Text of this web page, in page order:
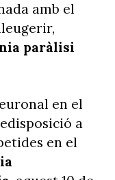
amb el
paràlisi
en el
a
en el